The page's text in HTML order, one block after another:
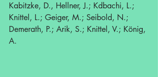
Kabitzke, D., Hellner, J.; Kdbachi, L.;
Knittel, L.; Geiger, M.; Seibold, N.;
Demerath, P.; Arik, S.; Knittel, V.; König,
A.